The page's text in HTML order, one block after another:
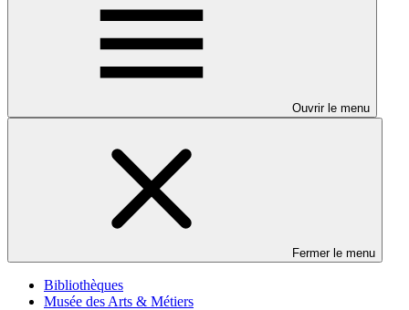
Ouvrir le menu
Fermer le menu
Bibliothèques
Musée des Arts & Métiers